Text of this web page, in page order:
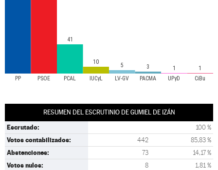
PP PSOE PCAL IUCyL LV-GV PACMA UPyD CiBu
41
10 5 3 1 1
RESUMEN DEL ESCRUTINIO DE GUMIEL DE IZÁN
Escrutado: 100 %
Votos contabilizados: 442 85,83 %
Abstenciones: 73 14,17 %
Votos nulos: 8 1,81 %